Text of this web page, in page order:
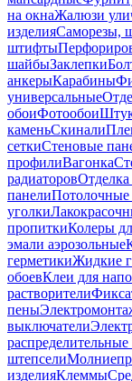
на окнаЖалюзи
изделияСаморезы,
штифты
шайбыЗаклепки
анкерыКарабины
универсальные
обоиФотообои
каменьСкинали
сеткиСтеновые
профилиВагонка
радиаторовОтделка
панели
уголки
пропиткиКолеры
эмали аэрозольные
герметикиЖидкие
обоевКлеи для
растворители
пены
выключатели
штепсели
изделияКлеммы